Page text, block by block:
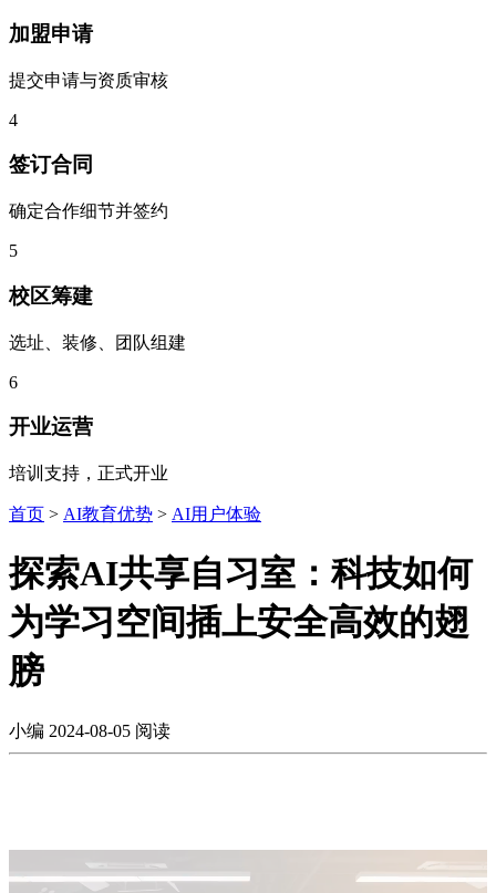
加盟申请
提交申请与资质审核
4
签订合同
确定合作细节并签约
5
校区筹建
选址、装修、团队组建
6
开业运营
培训支持，正式开业
首页 > AI教育优势 > AI用户体验
​探索AI共享自习室：科技如何
为学习空间插上安全高效的翅
膀
小编 2024-08-05 阅读